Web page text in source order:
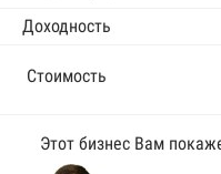
Доходность
Стоимость
Этот бизнес Вам